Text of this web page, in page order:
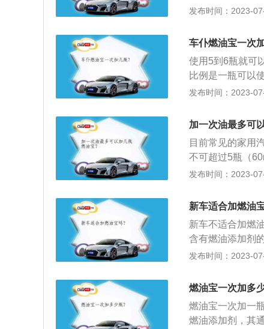
瓶。如果长期使
也会恶化。注意
里，工况通常都
燃油宝不建议经
据自身汽车使用
器，如果是一些
重、根据车的情
发布时间：2023-
车仆燃油宝一次
使用5到6瓶就可
比例是一瓶可以
有一定的效果，
剂，它主要的目
动机到最佳的工
一些优良的特性
发布时间：2023-
加一次油最多可
目前常见的家用
不可超过5瓶（
1、一般家用车
宝的常用规格为
箱油的车主，同
发布时间：2023-
新车适合加燃油
新车不适合加燃
含有燃油添加剂
不会产生积碳，
碳等有害物质，
油系统等均非常
发布时间：2023-
燃油宝一次加多
燃油宝一次加一
燃油添加剂，其